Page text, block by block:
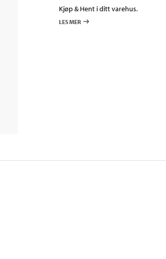
Kjøp & Hent i ditt varehus.
LES MER